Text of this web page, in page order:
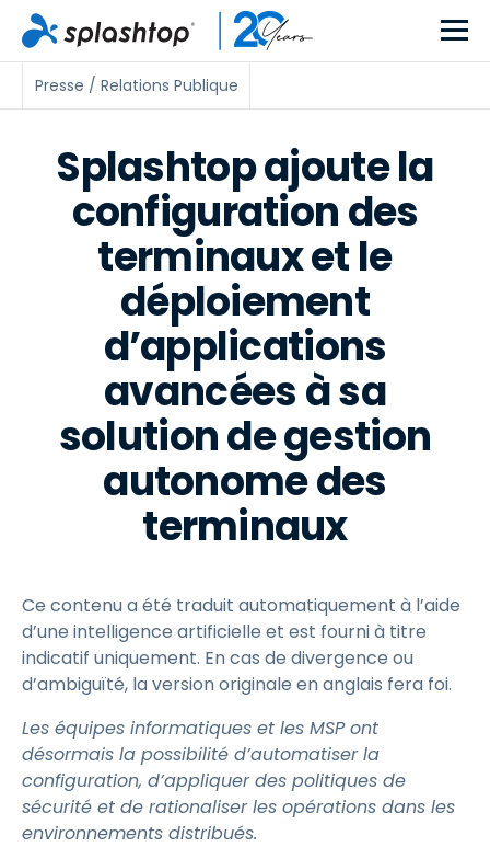
Presse / Relations Publique
Splashtop ajoute la
configuration des
terminaux et le
déploiement
d’applications
avancées à sa
solution de gestion
autonome des
terminaux
Ce contenu a été traduit automatiquement à l’aide
d’une intelligence artificielle et est fourni à titre
indicatif uniquement. En cas de divergence ou
d’ambiguïté, la version originale en anglais fera foi.
Les équipes informatiques et les MSP ont
désormais la possibilité d’automatiser la
configuration, d’appliquer des politiques de
sécurité et de rationaliser les opérations dans les
environnements distribués.